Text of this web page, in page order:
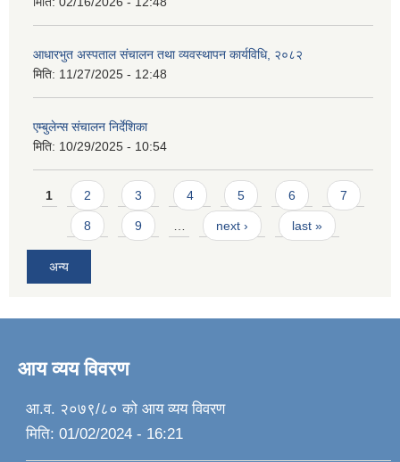
आधारभुत अस्पताल संचालन तथा व्यवस्थापन कार्यविधि, २०८२
मिति: 11/27/2025 - 12:48
एम्बुलेन्स संचालन निर्देशिका
मिति: 10/29/2025 - 10:54
Pages
1 2 3 4 5 6 7
8 9 next › last »
अन्य
आय व्यय विवरण
आ.व. २०७९/८० को आय व्यय विवरण
मिति: 01/02/2024 - 16:21